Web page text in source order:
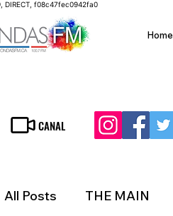
DIRECT, f08c47fec0942fa0
Home
CANAL
All Posts THE MAIN